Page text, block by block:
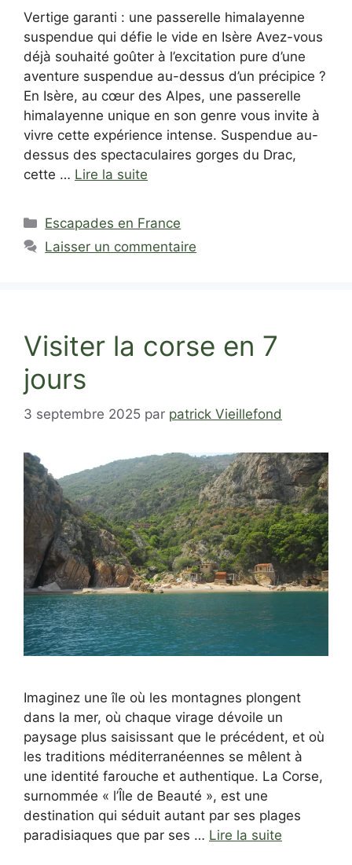
Vertige garanti : une passerelle himalayenne
suspendue qui défie le vide en Isère Avez-vous
déjà souhaité goûter à l’excitation pure d’une
aventure suspendue au-dessus d’un précipice ?
En Isère, au cœur des Alpes, une passerelle
himalayenne unique en son genre vous invite à
vivre cette expérience intense. Suspendue au-
dessus des spectaculaires gorges du Drac,
cette … Lire la suite
Catégories
Escapades en France
Laisser un commentaire
Visiter la corse en 7
jours
3 septembre 2025 par patrick Vieillefond
Imaginez une île où les montagnes plongent
dans la mer, où chaque virage dévoile un
paysage plus saisissant que le précédent, et où
les traditions méditerranéennes se mêlent à
une identité farouche et authentique. La Corse,
surnommée « l’Île de Beauté », est une
destination qui séduit autant par ses plages
paradisiaques que par ses … Lire la suite